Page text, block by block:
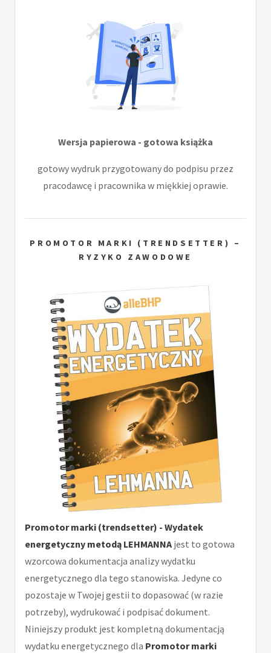
Wersja papierowa - gotowa książka
gotowy wydruk przygotowany do podpisu przez
pracodawcę i pracownika w miękkiej oprawie.
PROMOTOR MARKI (TRENDSETTER) –
RYZYKO ZAWODOWE
Promotor marki (trendsetter) - Wydatek
energetyczny metodą LEHMANNA jest to gotowa
wzorcowa dokumentacja analizy wydatku
energetycznego dla tego stanowiska. Jedyne co
pozostaje w Twojej gestii to dopasować (w razie
potrzeby), wydrukować i podpisać dokument.
Niniejszy produkt jest kompletną dokumentacją
wydatku energetycznego dla Promotor marki